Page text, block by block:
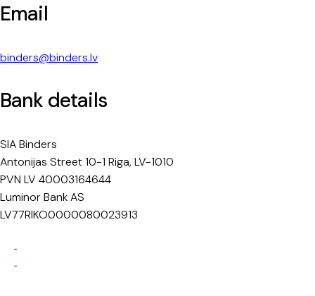
Email
binders@binders.lv
Bank details
SIA Binders
Antonijas Street 10-1 Riga, LV-1010
PVN LV 40003164644
Luminor Bank AS
LV77RIKO0000080023913